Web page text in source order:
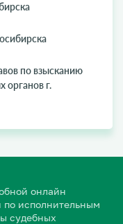
по взысканию
органов г.
онлайн
по исполнительным
судебных